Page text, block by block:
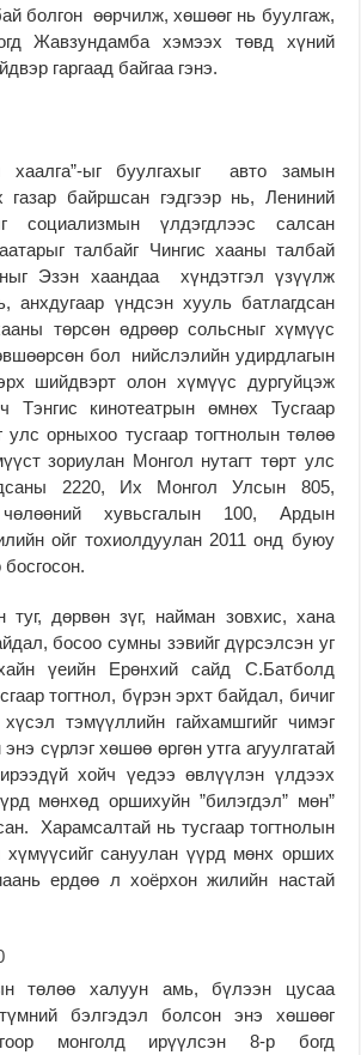
болгон өөрчилж, хөшөөг нь буулгаж,
Жавзундамба хэмээх төвд хүний
гаргаад байгаа гэнэ.
хаалга”-ыг буулгахыг авто замын
газар байршсан гэдгээр нь, Лениний
социализмын үлдэгдлээс салсан
талбайг Чингис хааны талбай
Эзэн хаандаа хүндэтгэл үзүүлж
анхдугаар үндсэн хууль батлагдсан
төрсөн өдрөөр сольсныг хүмүүс
бол нийслэлийн удирдлагын
шийдвэрт олон хүмүүс дургуйцэж
кинотеатрын өмнөх Тусгаар
улс орныхоо тусгаар тогтнолын төлөө
зориулан Монгол нутагт төрт улс
2220, Их Монгол Улсын 805,
хувьсгалын 100, Ардын
ойг тохиолдуулан 2011 онд буюу
туг, дөрвөн зүг, найман зовхис, хана
босоо сумны зэвийг дүрсэлсэн уг
үеийн Ерөнхий сайд С.Батболд
тогтнол, бүрэн эрхт байдал, бичиг
тэмүүллийн гайхамшгийг чимэг
сүрлэг хөшөө өргөн утга агуулгатай
ирээдүй хойч үедээ өвлүүлэн үлдээх
мөнхөд оршихуйн ”билэгдэл” мөн”
Харамсалтай нь тусгаар тогтнолын
хүмүүсийг сануулан үүрд мөнх орших
ердөө л хоёрхон жилийн настай
төлөө халуун амь, бүлээн цусаа
бэлгэдэл болсон энэ хөшөөг
монголд ирүүлсэн 8-р богд